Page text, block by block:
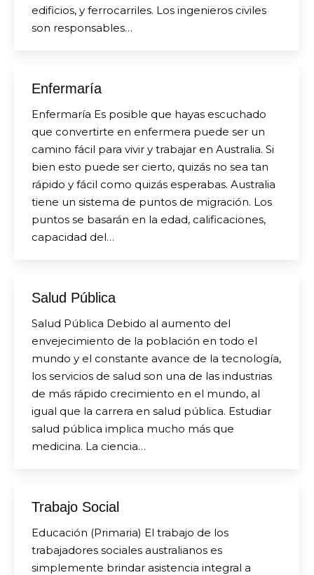
edificios, y ferrocarriles. Los ingenieros civiles
son responsables…
Enfermaría
Enfermaría Es posible que hayas escuchado
que convertirte en enfermera puede ser un
camino fácil para vivir y trabajar en Australia. Si
bien esto puede ser cierto, quizás no sea tan
rápido y fácil como quizás esperabas. Australia
tiene un sistema de puntos de migración. Los
puntos se basarán en la edad, calificaciones,
capacidad del…
Salud Pública
Salud Pública Debido al aumento del
envejecimiento de la población en todo el
mundo y el constante avance de la tecnología,
los servicios de salud son una de las industrias
de más rápido crecimiento en el mundo, al
igual que la carrera en salud pública. Estudiar
salud pública implica mucho más que
medicina. La ciencia…
Trabajo Social
Educación (Primaria) El trabajo de los
trabajadores sociales australianos es
simplemente brindar asistencia integral a